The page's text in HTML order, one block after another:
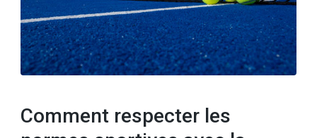
Comment respecter les